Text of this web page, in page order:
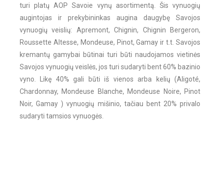
turi platų AOP Savoie vynų asortimentą. Šis vynuogių
augintojas ir prekybininkas augina daugybę Savojos
vynuogių veislių: Apremont, Chignin, Chignin Bergeron,
Roussette Altesse, Mondeuse, Pinot, Gamay ir t.t. Savojos
kremantų gamybai būtinai turi būti naudojamos vietinės
Savojos vynuogių veislės, jos turi sudaryti bent 60% bazinio
vyno. Likę 40% gali būti iš vienos arba kelių (Aligoté,
Chardonnay, Mondeuse Blanche, Mondeuse Noire, Pinot
Noir, Gamay ) vynuogių mišinio, tačiau bent 20% privalo
sudaryti tamsios vynuogės.